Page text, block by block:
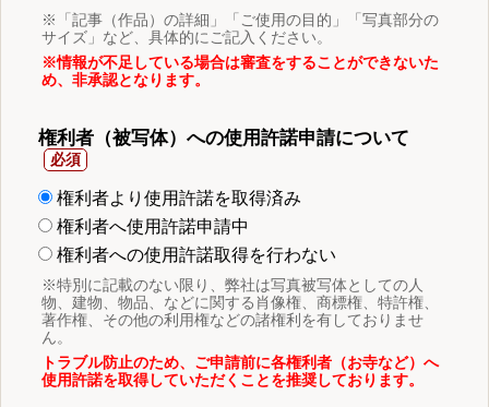
※「記事（作品）の詳細」「ご使用の目的」「写真部分の
サイズ」など、具体的にご記入ください。
※情報が不足している場合は審査をすることができないた
め、非承認となります。
権利者（被写体）への使用許諾申請について
権利者より使用許諾を取得済み
権利者へ使用許諾申請中
権利者への使用許諾取得を行わない
※特別に記載のない限り、弊社は写真被写体としての人
物、建物、物品、などに関する肖像権、商標権、特許権、
著作権、その他の利用権などの諸権利を有しておりませ
ん。
トラブル防止のため、ご申請前に各権利者（お寺など）へ
使用許諾を取得していただくことを推奨しております。